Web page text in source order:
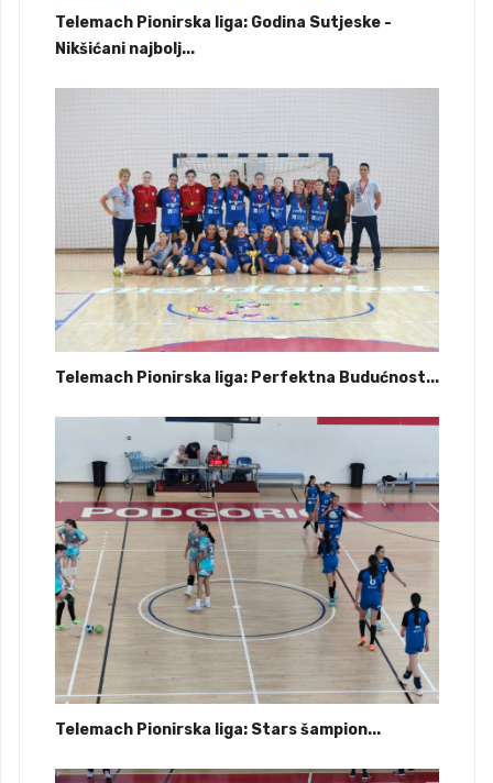
Telemach Pionirska liga: Godina Sutjeske -
Nikšićani najbolj...
Telemach Pionirska liga: Perfektna Budućnost...
Telemach Pionirska liga: Stars šampion...